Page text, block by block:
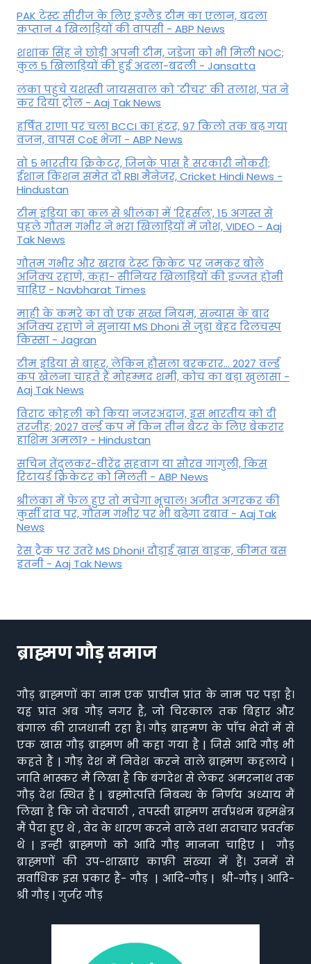
PAK टेस्ट सीरीज के लिए इंग्लैंड टीम का एलान, बदला
कप्तान 4 खिलाड़ियों की वापसी - ABP News
शशांक सिंह ने छोड़ी अपनी टीम, जडेजा को भी मिली NOC;
कुल 5 खिलाड़ियों की हुई अदला-बदली - Jansatta
लंका पहुंचे यशस्वी जायसवाल को 'टीचर' की तलाश, पंत ने
कर द‍िया ट्रोल - Aaj Tak News
हर्षित राणा पर चला BCCI का हंटर, 97 किलो तक बढ़ गया
वजन, वापस CoE भेजा - ABP News
वो 5 भारतीय क्रिकेटर, जिनके पास है सरकारी नौकरी;
ईशान किशन समेत दो RBI मैनेजर, Cricket Hindi News -
Hindustan
टीम इंडिया का कल से श्रीलंका में 'रिहर्सल', 15 अगस्त से
पहले गौतम गंभीर ने भरा ख‍िलाड़‍ियों में जोश, VIDEO - Aaj
Tak News
गौतम गंभीर और खराब टेस्ट क्रिकेट पर जमकर बोले
अजिंक्य रहाणे, कहा- सीनियर खिलाड़ियों की इज्जत होनी
चाहिए - Navbharat Times
माही के कमरे का वो एक सख्त नियम, संन्यास के बाद
अजिंक्‍य रहाणे ने सुनाया MS Dhoni से जुड़ा बेहद दिलचस्प
किस्सा - Jagran
टीम इंडिया से बाहर, लेकिन हौसला बरकरार... 2027 वर्ल्ड
कप खेलना चाहते हैं मोहम्मद शमी, कोच का बड़ा खुलासा -
Aaj Tak News
विराट कोहली को किया नजरअंदाज, इस भारतीय को दी
तरजीह; 2027 वर्ल्ड कप में किन तीन बैटर के लिए बेकरार
हाशिम अमला? - Hindustan
सचिन तेंदुलकर-वीरेंद्र सहवाग या सौरव गांगुली, किस
रिटायर्ड क्रिकेटर को मिलती - ABP News
श्रीलंका में फेल हुए तो मचेगा भूचाल! अजीत अगरकर की
कुर्सी दांव पर, गौतम गंभीर पर भी बढ़ेगा दबाव - Aaj Tak
News
रेस ट्रैक पर उतरे MS Dhoni! दौड़ाई ख़ास बाइक, कीमत बस
इतनी - Aaj Tak News
ब्राह्मण गौड़ समाज
गौड़ ब्राह्मणों का नाम एक प्राचीन प्रांत के नाम पर पड़ा है।
यह प्रांत अब गौड़ नगर है, जो चिरकाल तक बिहार और
बंगाल की राजधानी रहा है। गौड़ ब्राहमण के पाँच भेदों में से
एक खास गौड़ ब्राह्मण भी कहा गया है | जिसे आदि गौड़ भी
कहते हैं | गौड़ देश में निवेश करने वाले ब्राह्मण कहलाये |
जाति भास्कर मैं लिखा है कि बंगदेश से लेकर अमरनाथ तक
गौड़ देश स्थित है | ब्रह्मोत्पत्ति निबन्ध के निर्णय अध्याय मैं
लिखा है कि जो वेदपाठी , तपस्वी ब्राह्मण सर्वप्रथम ब्रह्मक्षेत्र
मैं पैदा हुए थे , वेद के धारण करने वाले तथा सदाचार प्रवर्तक
थे | इन्ही ब्राह्मणो को आदि गौड़ मानना चाहिए | गौड़
ब्राह्मणों की उप-शाखाएं काफ़ी संख्या में हैं। उनमें से
सर्वाधिक इस प्रकार हैं- गौड़ | आदि-गौड़ | श्री-गौड़ | आदि-
श्री गौड़ | गुर्जर गौड़